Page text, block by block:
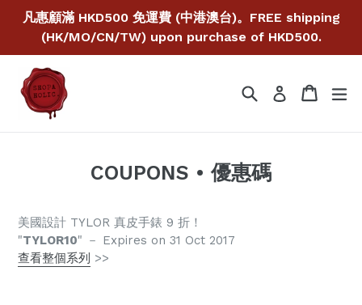
content
凡惠顧滿 HKD500 免運費 (中港澳台)。FREE shipping
(HK/MO/CN/TW) upon purchase of HKD500.
SearchLog in Cart
Cart
COUPONS • 優惠碼
美國設計 TYLOR 真皮手錶 9 折！
"TYLOR10" － Expires on 31 Oct 2017
查看整個系列 >>